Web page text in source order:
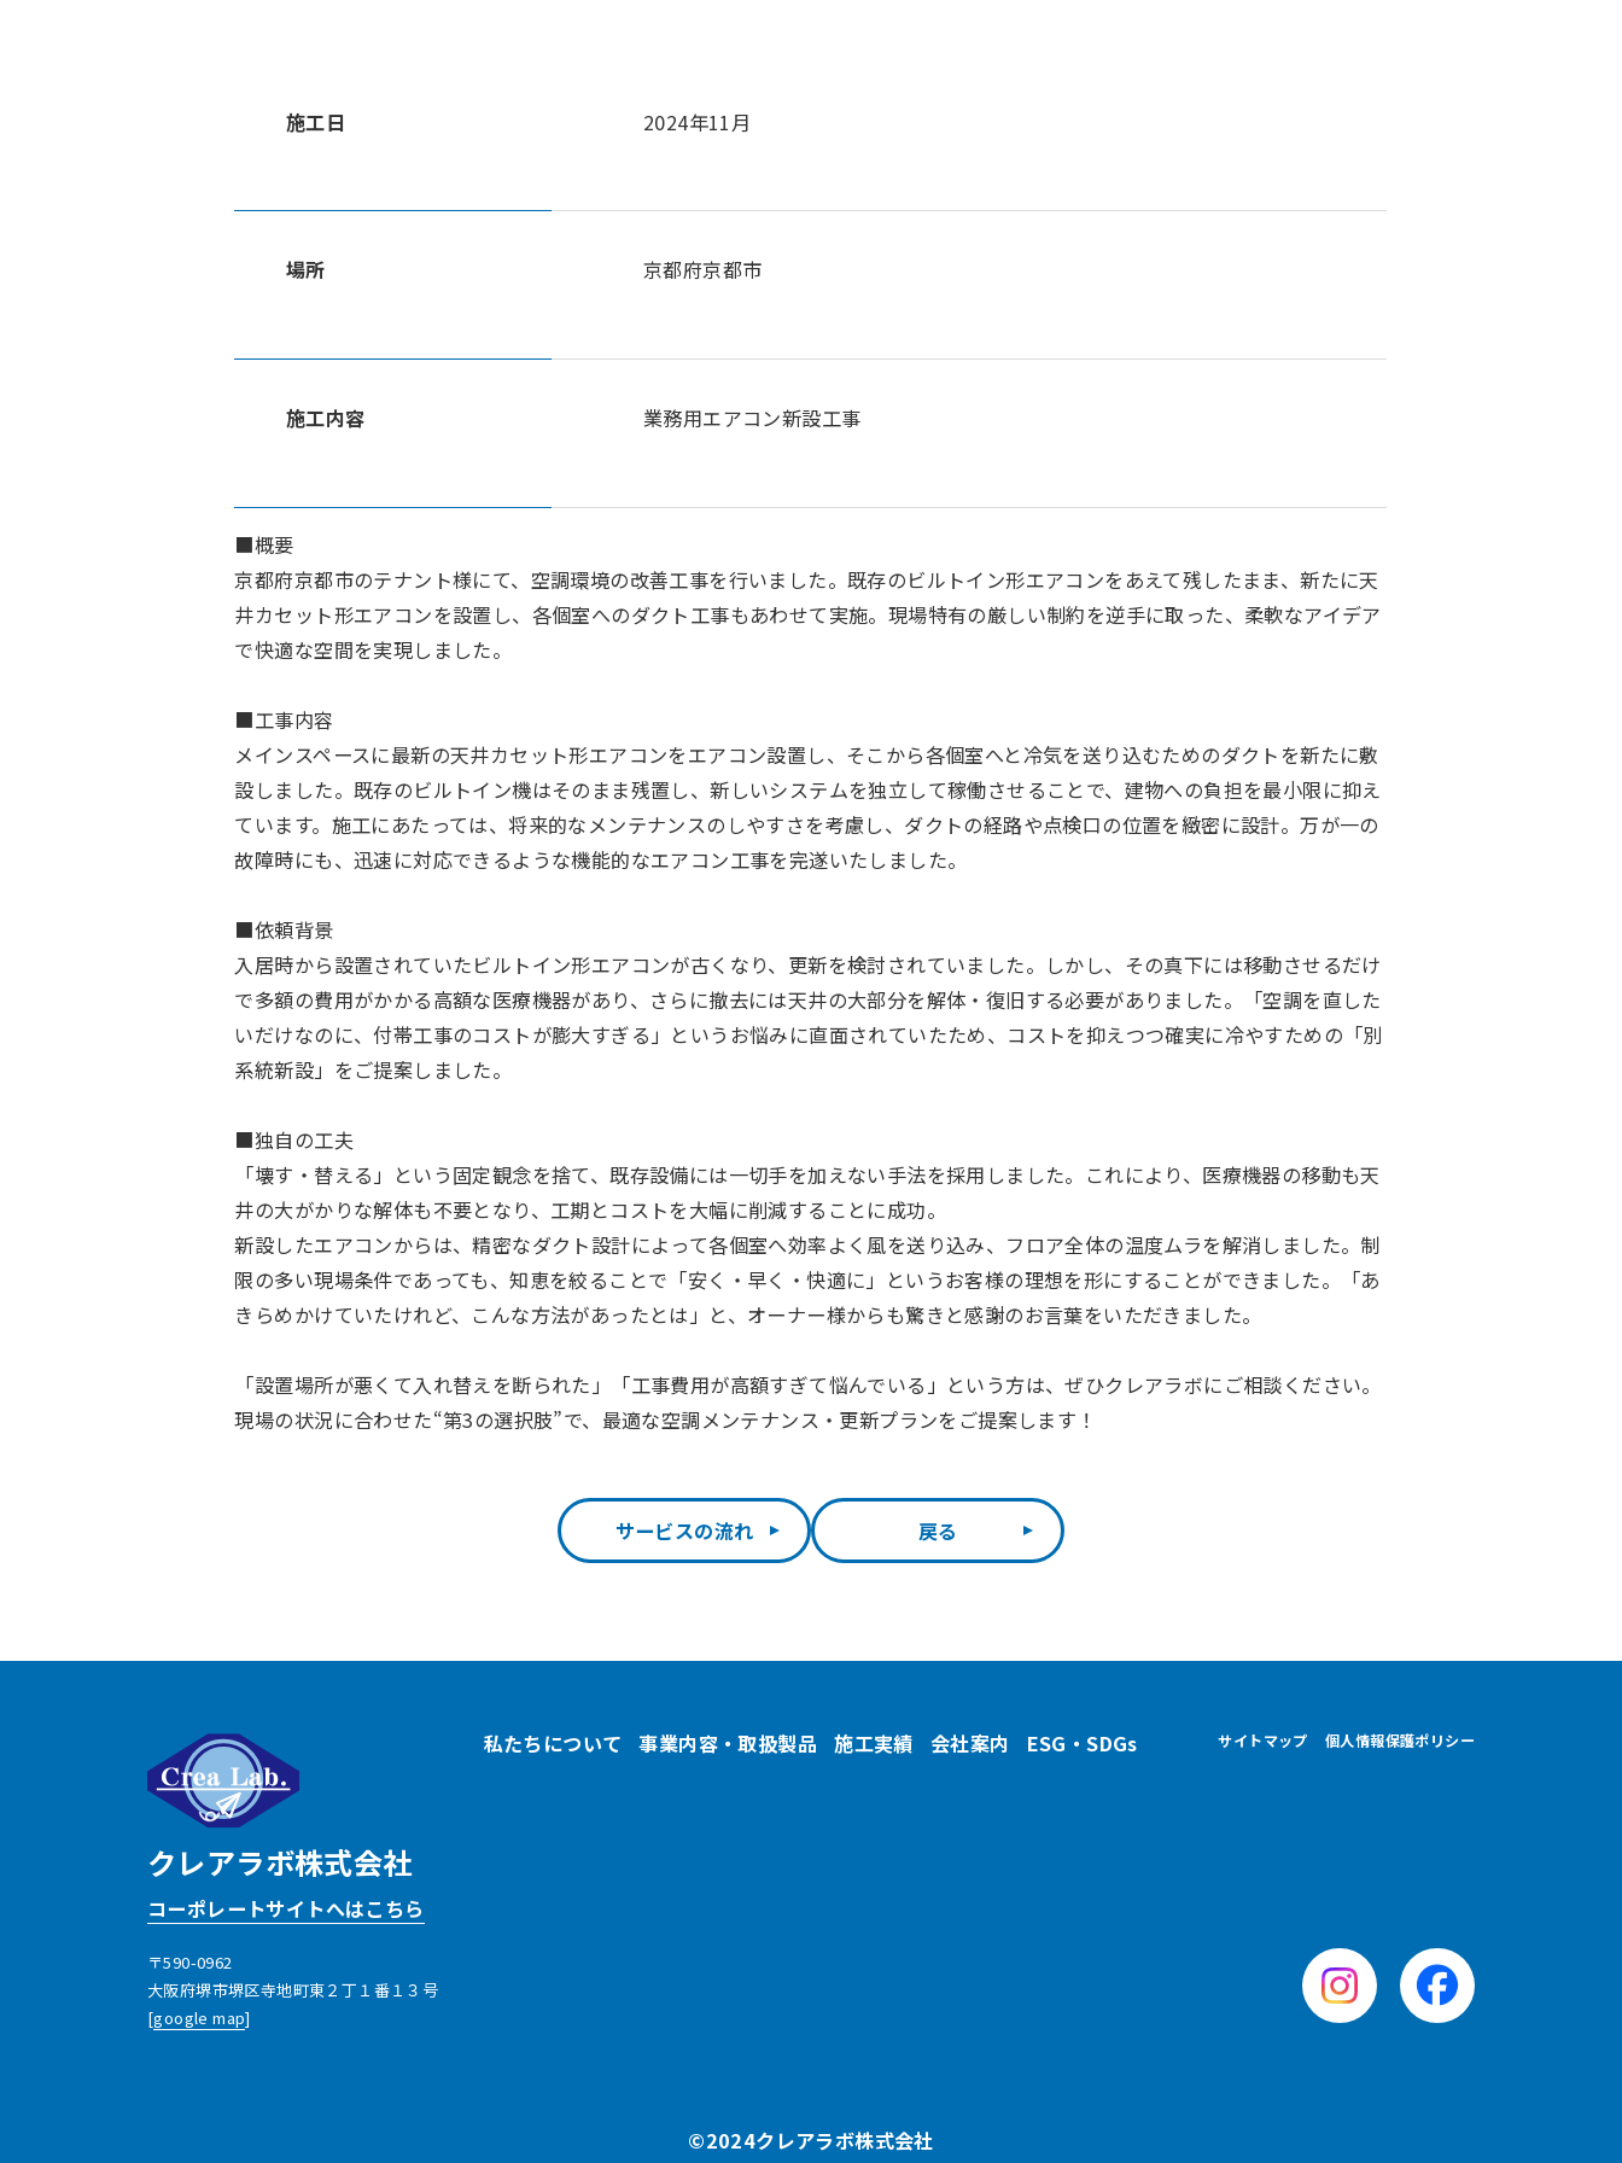
施工日 2024年11月
場所 京都府京都市
施工内容 業務用エアコン新設工事
■概要
京都府京都市のテナント様にて、空調環境の改善工事を行いました。既存のビルトイン形エアコンをあえて残したまま、新たに天
井カセット形エアコンを設置し、各個室へのダクト工事もあわせて実施。現場特有の厳しい制約を逆手に取った、柔軟なアイデア
で快適な空間を実現しました。
■工事内容
メインスペースに最新の天井カセット形エアコンをエアコン設置し、そこから各個室へと冷気を送り込むためのダクトを新たに敷
設しました。既存のビルトイン機はそのまま残置し、新しいシステムを独立して稼働させることで、建物への負担を最小限に抑え
ています。施工にあたっては、将来的なメンテナンスのしやすさを考慮し、ダクトの経路や点検口の位置を緻密に設計。万が一の
故障時にも、迅速に対応できるような機能的なエアコン工事を完遂いたしました。
■依頼背景
入居時から設置されていたビルトイン形エアコンが古くなり、更新を検討されていました。しかし、その真下には移動させるだけ
で多額の費用がかかる高額な医療機器があり、さらに撤去には天井の大部分を解体・復旧する必要がありました。「空調を直した
いだけなのに、付帯工事のコストが膨大すぎる」というお悩みに直面されていたため、コストを抑えつつ確実に冷やすための「別
系統新設」をご提案しました。
■独自の工夫
「壊す・替える」という固定観念を捨て、既存設備には一切手を加えない手法を採用しました。これにより、医療機器の移動も天
井の大がかりな解体も不要となり、工期とコストを大幅に削減することに成功。
新設したエアコンからは、精密なダクト設計によって各個室へ効率よく風を送り込み、フロア全体の温度ムラを解消しました。制
限の多い現場条件であっても、知恵を絞ることで「安く・早く・快適に」というお客様の理想を形にすることができました。「あ
きらめかけていたけれど、こんな方法があったとは」と、オーナー様からも驚きと感謝のお言葉をいただきました。
「設置場所が悪くて入れ替えを断られた」「工事費用が高額すぎて悩んでいる」という方は、ぜひクレアラボにご相談ください。
現場の状況に合わせた“第3の選択肢”で、最適な空調メンテナンス・更新プランをご提案します！
サービスの流れ 戻る
クレアラボ株式会社
コーポレートサイトへはこちら
〒590-0962
大阪府堺市堺区寺地町東２丁１番１３号
[google map]
私たちについて 事業内容・取扱製品 施工実績 会社案内 ESG・SDGs サイトマップ 個人情報保護ポリシー
©︎2024クレアラボ株式会社